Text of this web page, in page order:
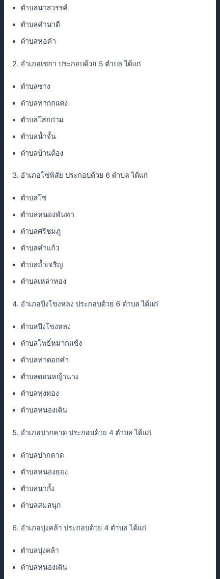
ตำบลนาสวรรค์
ตำบลคำนาดี
ตำบลหอคำ
อำเภอเซกา ประกอบด้วย 5 ตำบล ได้แก่
ตำบลซาง
ตำบลท่ากกแดง
ตำบลโสกก่าม
ตำบลน้ำจั้น
ตำบลบ้านต้อง
อำเภอโซ่พิสัย ประกอบด้วย 6 ตำบล ได้แก่
ตำบลโซ่
ตำบลหนองพันทา
ตำบลศรีชมภู
ตำบลคำแก้ว
ตำบลถ้ำเจริญ
ตำบลเหล่าทอง
อำเภอบึงโขงหลง ประกอบด้วย 6 ตำบล ได้แก่
ตำบลบึงโขงหลง
ตำบลโพธิ์หมากแข้ง
ตำบลท่าดอกคำ
ตำบลดอนหญ้านาง
ตำบลทุ่งทอง
ตำบลหนองเดิน
อำเภอปากคาด ประกอบด้วย 4 ตำบล ได้แก่
ตำบลปากคาด
ตำบลหนองยอง
ตำบลนากั้ง
ตำบลสมสนุก
อำเภอบุ่งคล้า ประกอบด้วย 4 ตำบล ได้แก่
ตำบลบุ่งคล้า
ตำบลหนองเดิน